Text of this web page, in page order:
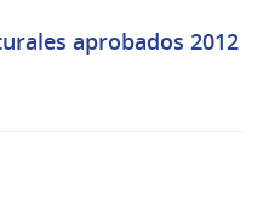
aprobados 2012